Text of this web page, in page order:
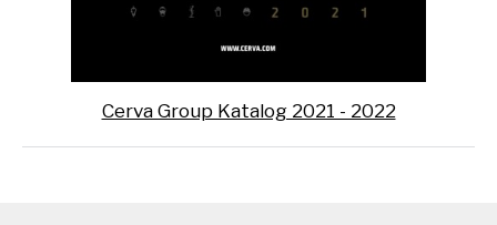
Cerva Group Katalog 2021 - 2022